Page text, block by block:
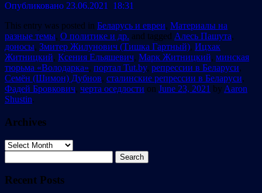
Опубликовано 23.06.2021 18:31
This entry was posted in Беларусь и евреи, Материалы на
разные темы, О политике и др. and tagged Алесь Пашута,
доносы, Змитер Жилунович (Тишка Гартный), Ицхак
Житницкий, Ксения Ельяшевич, Марк Житницкий, минская
тюрьма «Володарка», портал Tut.by, репрессии в Беларуси,
Семён (Шимон) Дубнов, сталинские репрессии в Беларуси,
Фадей Бровкович, черта оседлости on June 23, 2021 by Aaron
Shustin.
Archives
Archives
for:
Recent Posts